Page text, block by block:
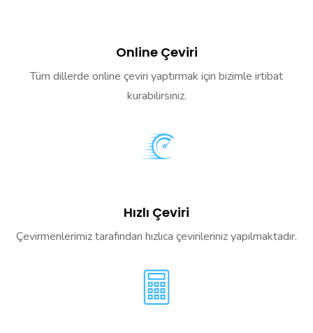
Online Çeviri
Tüm dillerde online çeviri yaptırmak için bizimle irtibat
kurabilirsiniz.
Hızlı Çeviri
Çevirmenlerimiz tarafından hızlıca çevirileriniz yapılmaktadır.